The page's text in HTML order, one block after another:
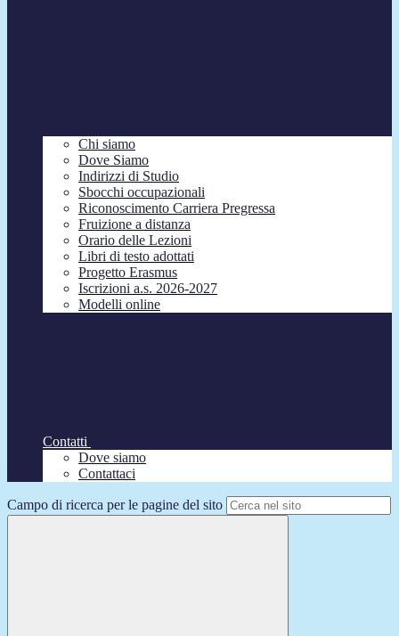
Chi siamo
Dove Siamo
Indirizzi di Studio
Sbocchi occupazionali
Riconoscimento Carriera Pregressa
Fruizione a distanza
Orario delle Lezioni
Libri di testo adottati
Progetto Erasmus
Iscrizioni a.s. 2026-2027
Modelli online
Contatti
Dove siamo
Contattaci
Campo di ricerca per le pagine del sito